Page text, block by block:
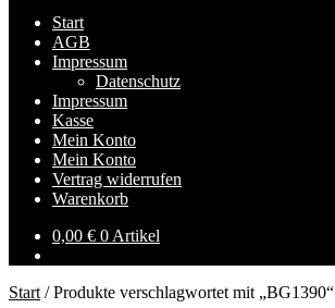
Start
AGB
Impressum
Datenschutz
Impressum
Kasse
Mein Konto
Mein Konto
Vertrag widerrufen
Warenkorb
0,00 € 0 Artikel
Start /Produkte verschlagwortet mit „BG1390“